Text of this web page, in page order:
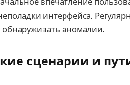
интерфейса.
обнаруживать аномалии.
сценарии и